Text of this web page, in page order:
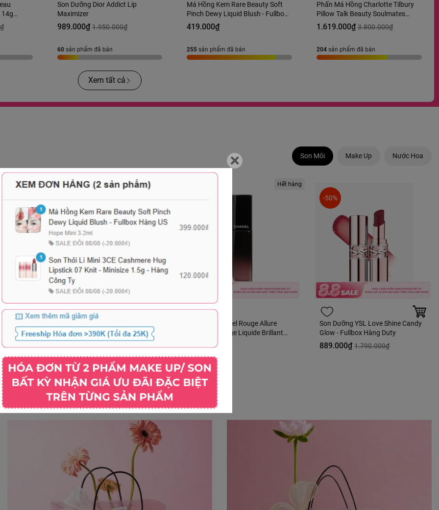
14g
Son Dưỡng Dior Addict Lip
Maximizer
989.000₫ 1.950.000₫
60sản phẩm đã bán
Má Hồng Kem Rare Beauty Soft
Pinch Dewy Liquid Blush - Fullbox
Hàng US
419.000₫
255 sản phẩm đã bán
Phấn Má Hồng Charlotte Tilbury
Pillow Talk Beauty Soulmates
Palette Tone Flawless 13g Fullbox
1.619.000₫ 3.800.000₫
204 sản phẩm đã bán
Xem tất cả
Son Môi Make Up Nước Hoa
Satin 3.5g - Fullbox - Hàng Duty
1.289.000₫ 2.190.000₫
Hết hàng
Son Kem Chanel Rouge Allure
Laque Le Rouge Liquide Brillant
1.290.000₫
-50%
Son Dưỡng YSL Love Shine Candy
Glow - Fullbox Hàng Duty
889.000₫ 1.790.000₫
Xem tất cả